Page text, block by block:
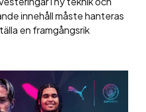
innehåll måste hanteras
en framgångsrik